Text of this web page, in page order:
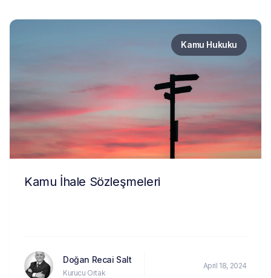
Kamu Hukuku
Kamu İhale Sözleşmeleri
Doğan Recai Salt
Kurucu Ortak
April 18, 2024